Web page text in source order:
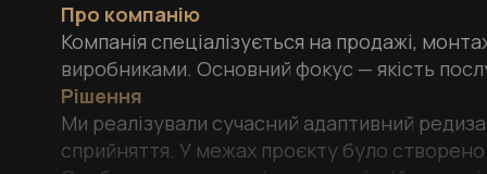
Про компанію
Компанія спеціалізується на продажі,
виробниками. Основний фокус — якість
Рішення
Ми реалізували сучасний адаптивний
сприйняття. У межах проєкту було створено